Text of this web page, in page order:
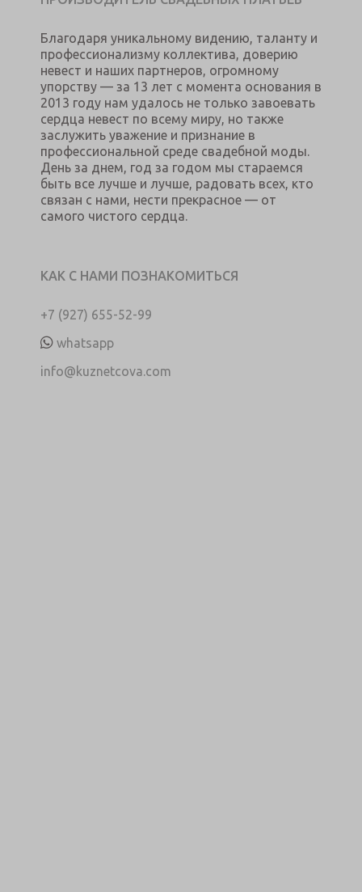
Благодаря уникальному видению, таланту и
профессионализму коллектива, доверию
невест и наших партнеров, огромному
упорству — за 13 лет с момента основания в
2013 году нам удалось не только завоевать
сердца невест по всему миру, но также
заслужить уважение и признание в
профессиональной среде свадебной моды.
День за днем, год за годом мы стараемся
быть все лучше и лучше, радовать всех, кто
связан с нами, нести прекрасное — от
самого чистого сердца.
КАК С НАМИ ПОЗНАКОМИТЬСЯ
+7 (927) 655-52-99
whatsapp
info@kuznetcova.com